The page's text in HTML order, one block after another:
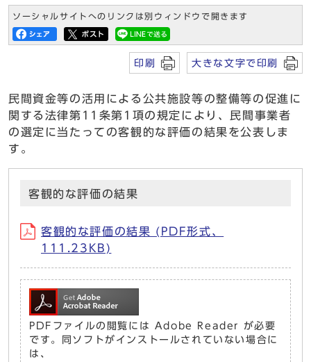
ソーシャルサイトへのリンクは別ウィンドウで開きます
印刷 大きな文字で印刷
民間資金等の活用による公共施設等の整備等の促進に
関する法律第11条第1項の規定により、民間事業者
の選定に当たっての客観的な評価の結果を公表しま
す。
客観的な評価の結果
客観的な評価の結果 (PDF形式、
111.23KB)
PDFファイルの閲覧には Adobe Reader が必要
です。同ソフトがインストールされていない場合に
は、